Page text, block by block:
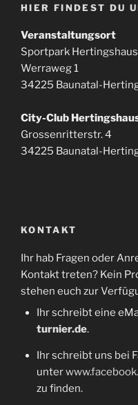
HIER FINDEST DU
Veranstaltungsort
Sportpark
Werraweg 1
34225 Baunatal-
City-Club
Grossenritterstr. 4
34225 Baunatal-
KONTAKT
Ihr hab Fragen oder
Kontakt treten? Kein
stehen euch zur
Ihr schreibt eine
turnier.de.
Ihr schreibt uns bei
unter
zu finden.